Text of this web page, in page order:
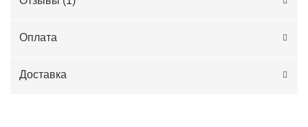
Оплата
Доставка